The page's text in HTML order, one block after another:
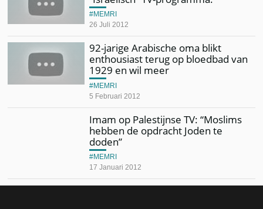
26 Juli 2012
MEMRI
92-jarige Arabische oma blikt
enthousiast terug op bloedbad van
1929 en wil meer
5 Februari 2012
MEMRI
Imam op Palestijnse TV: “Moslims
hebben de opdracht Joden te
doden”
17 Januari 2012
MEMRI